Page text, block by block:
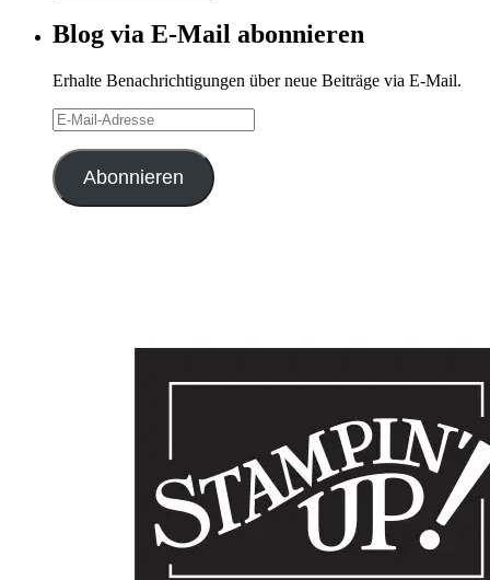
Blog via E-Mail abonnieren
Erhalte Benachrichtigungen über neue Beiträge via E-Mail.
E-
Mail-
Adresse
Abonnieren